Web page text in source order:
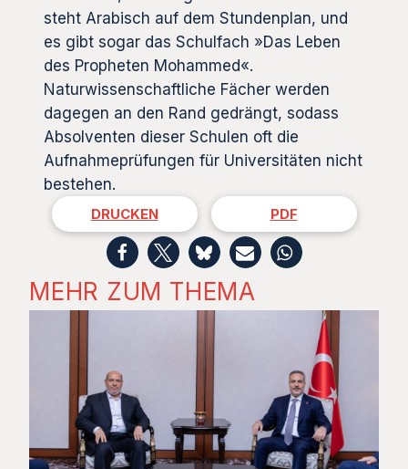
steht Arabisch auf dem Stundenplan, und
es gibt sogar das Schulfach »Das Leben
des Propheten Mohammed«.
Naturwissenschaftliche Fächer werden
dagegen an den Rand gedrängt, sodass
Absolventen dieser Schulen oft die
Aufnahmeprüfungen für Universitäten nicht
bestehen.
DRUCKEN PDF
MEHR ZUM THEMA